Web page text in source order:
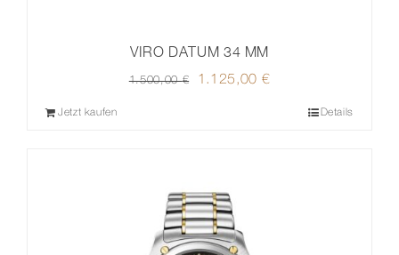
VIRO DATUM 34 MM
1.500,00€
Ursprünglicher
1.125,00 €
Jetzt kaufen Details